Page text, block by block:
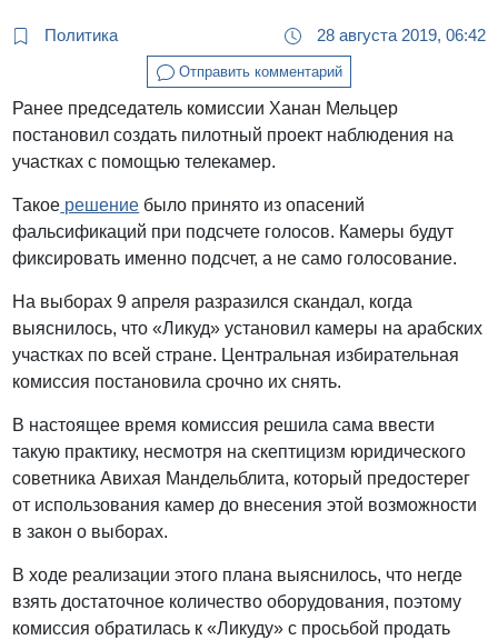
Политика 28 августа 2019, 06:42
Отправить комментарий
Ранее председатель комиссии Ханан Мельцер
постановил создать пилотный проект наблюдения на
участках с помощью телекамер.
Такое решение было принято из опасений
фальсификаций при подсчете голосов. Камеры будут
фиксировать именно подсчет, а не само голосование.
На выборах 9 апреля разразился скандал, когда
выяснилось, что «Ликуд» установил камеры на арабских
участках по всей стране. Центральная избирательная
комиссия постановила срочно их снять.
В настоящее время комиссия решила сама ввести
такую практику, несмотря на скептицизм юридического
советника Авихая Мандельблита, который предостерег
от использования камер до внесения этой возможности
в закон о выборах.
В ходе реализации этого плана выяснилось, что негде
взять достаточное количество оборудования, поэтому
комиссия обратилась к «Ликуду» с просьбой продать